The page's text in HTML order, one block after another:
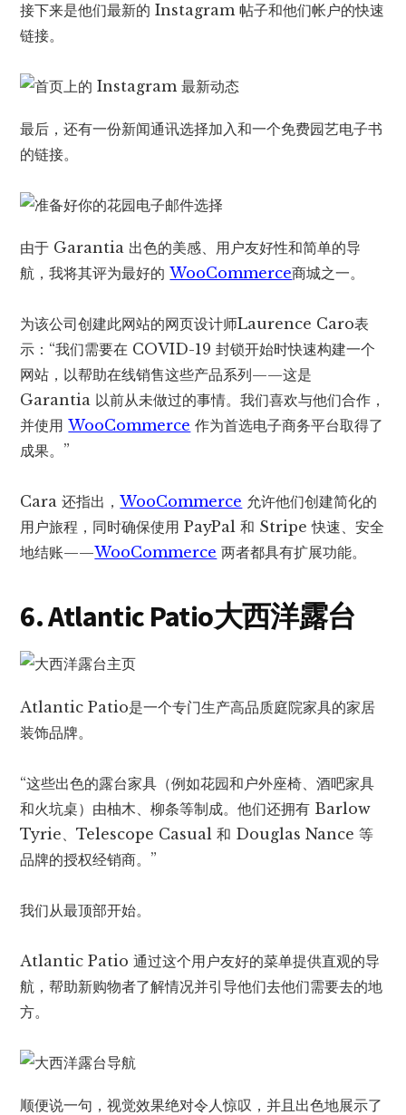
接下来是他们最新的 Instagram 帖子和他们帐户的快速
链接。
最后，还有一份新闻通讯选择加入和一个免费园艺电子书
的链接。
由于 Garantia 出色的美感、用户友好性和简单的导
航，我将其评为最好的WooCommerce商城之一。
为该公司创建此网站的网页设计师Laurence Caro表
示：“我们需要在 COVID-19 封锁开始时快速构建一个
网站，以帮助在线销售这些产品系列——这是
Garantia 以前从未做过的事情。我们喜欢与他们合作，
并使用WooCommerce 作为首选电子商务平台取得了
成果。”
Cara 还指出，WooCommerce 允许他们创建简化的
用户旅程，同时确保使用 PayPal 和 Stripe 快速、安全
地结账——WooCommerce 两者都具有扩展功能。
6. Atlantic Patio大西洋露台
Atlantic Patio是一个专门生产高品质庭院家具的家居
装饰品牌。
“这些出色的露台家具（例如花园和户外座椅、酒吧家具
和火坑桌）由柚木、柳条等制成。他们还拥有 Barlow
Tyrie、Telescope Casual 和 Douglas Nance 等
品牌的授权经销商。”
我们从最顶部开始。
Atlantic Patio 通过这个用户友好的菜单提供直观的导
航，帮助新购物者了解情况并引导他们去他们需要去的地
方。
顺便说一句，视觉效果绝对令人惊叹，并且出色地展示了